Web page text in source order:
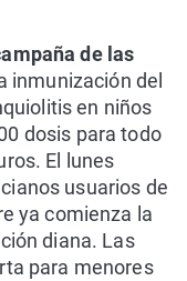
de las
inmunización del
en niños
dosis para todo
El lunes
usuarios de
ya comienza la
diana. Las
para menores